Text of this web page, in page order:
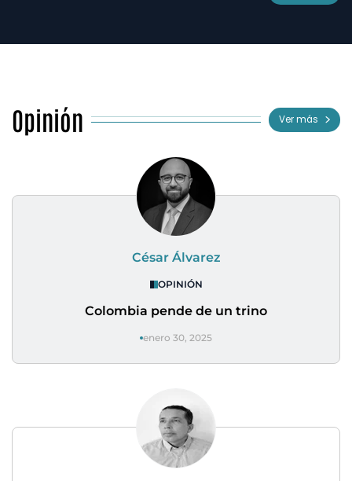
Opinión Ver más
César Álvarez
OPINIÓN
Colombia pende de un trino
enero 30, 2025